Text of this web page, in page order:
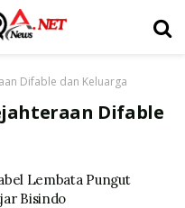
Difable dan Keluarga
Difable
Lembata Pungut
Bisindo